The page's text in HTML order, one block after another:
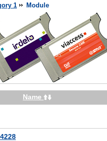
1 Module
Name